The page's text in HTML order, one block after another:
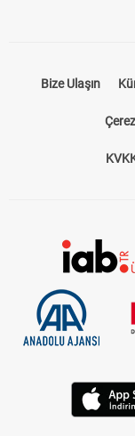
Bize Ulaşın